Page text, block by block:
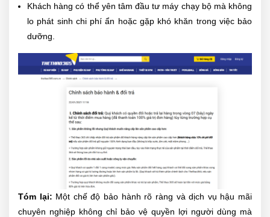
Khách hàng có thể yên tâm đầu tư máy chạy bộ mà không
lo phát sinh chi phí ẩn hoặc gặp khó khăn trong việc bảo
dưỡng.
Tóm lại: Một chế độ bảo hành rõ ràng và dịch vụ hậu mãi
chuyên nghiệp không chỉ bảo vệ quyền lợi người dùng mà